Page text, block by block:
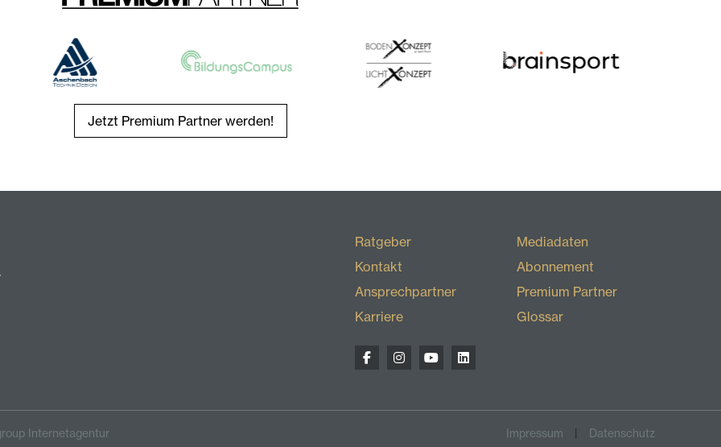
Jetzt Premium Partner werden!
Ratgeber
Kontakt
Ansprechpartner
Karriere
Mediadaten
Abonnement
Premium Partner
Glossar
Internetagentur Impressum Datenschutz